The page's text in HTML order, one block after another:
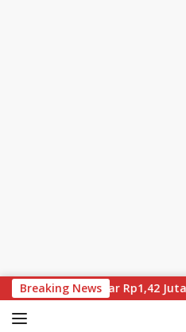
Breaking News
Kini Sekitar Rp1,42 Juta per